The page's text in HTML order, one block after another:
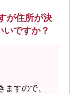
が住所が決
いですか？
ますので、